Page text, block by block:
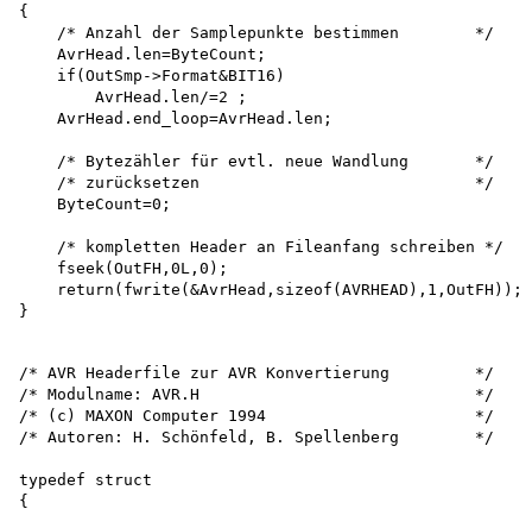
{
    /* Anzahl der Samplepunkte bestimmen        */
    AvrHead.len=ByteCount;
    if(OutSmp->Format&BIT16)
        AvrHead.len/=2 ;
    AvrHead.end_loop=AvrHead.len;
    /* Bytezähler für evtl. neue Wandlung       */
    /* zurücksetzen                             */
    ByteCount=0;
    /* kompletten Header an Fileanfang schreiben */
    fseek(OutFH,0L,0);
    return(fwrite(&AvrHead,sizeof(AVRHEAD),1,OutFH));
/* AVR Headerfile zur AVR Konvertierung         */
/* Modulname: AVR.H                             */
/* (c) MAXON Computer 1994                      */
/* Autoren: H. Schönfeld, B. Spellenberg        */
typedef struct
{